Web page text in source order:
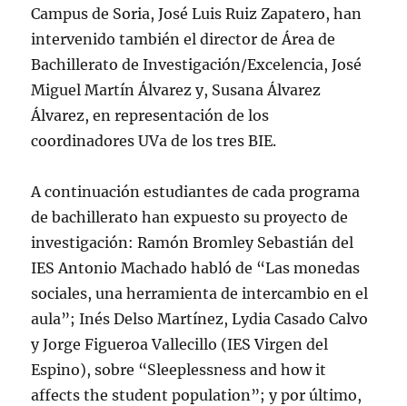
Campus de Soria, José Luis Ruiz Zapatero, han
intervenido también el director de Área de
Bachillerato de Investigación/Excelencia, José
Miguel Martín Álvarez y, Susana Álvarez
Álvarez, en representación de los
coordinadores UVa de los tres BIE.
A continuación estudiantes de cada programa
de bachillerato han expuesto su proyecto de
investigación: Ramón Bromley Sebastián del
IES Antonio Machado habló de “Las monedas
sociales, una herramienta de intercambio en el
aula”; Inés Delso Martínez, Lydia Casado Calvo
y Jorge Figueroa Vallecillo (IES Virgen del
Espino), sobre “Sleeplessness and how it
affects the student population”; y por último,